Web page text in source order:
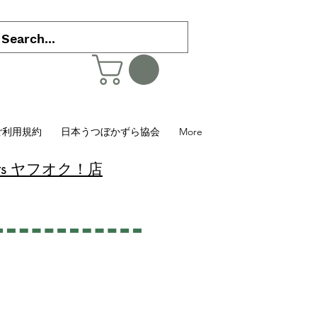
利用規約 日本うつぼかずら協会 More
ヤフオク！店